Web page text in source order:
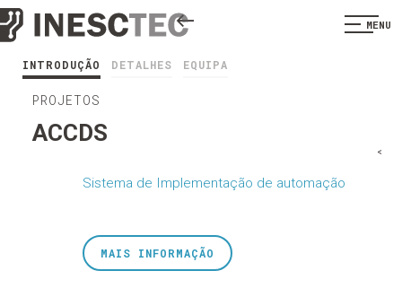
MENU
INTRODUÇÃO DETALHES EQUIPA
PROJETOS
ACCDS
Sistema de Implementação de automação
<
MAIS INFORMAÇÃO